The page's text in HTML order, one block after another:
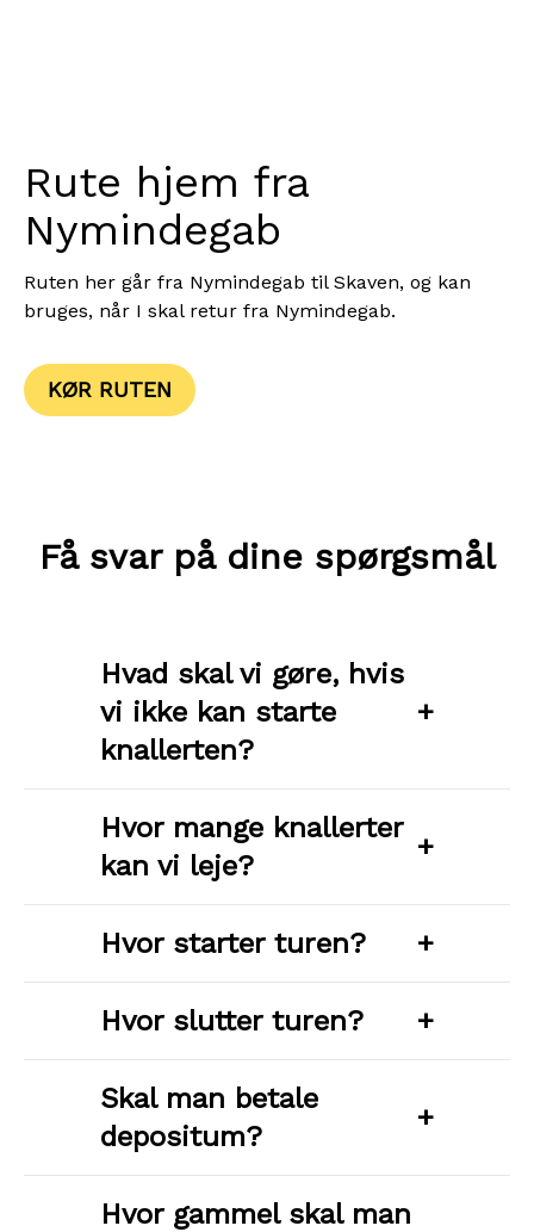
Rute hjem fra
Nymindegab
Ruten her går fra Nymindegab til Skaven, og kan
bruges, når I skal retur fra Nymindegab.
KØR RUTEN
Få svar på dine spørgsmål
Hvad skal vi gøre, hvis
vi ikke kan starte
knallerten?
+
Hvor mange knallerter
kan vi leje?
+
Hvor starter turen? +
Hvor slutter turen? +
Skal man betale
depositum?
+
Hvor gammel skal man